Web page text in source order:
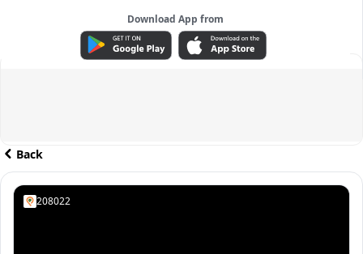
Download App from
ADVERTISEMENT
Back
208022